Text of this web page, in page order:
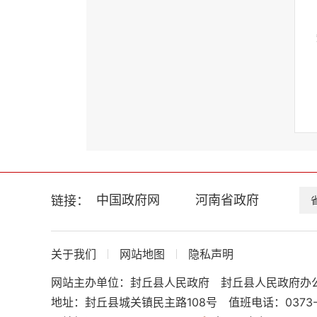
链接： 中国政府网 河南省政府
关于我们 网站地图
隐私声明
网站主办单位：封丘县人民政府
封丘县人民政府办
地址：封丘县城关镇民主路108号
值班电话：